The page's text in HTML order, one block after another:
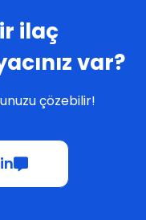
ilaç
var?
çözebilir!